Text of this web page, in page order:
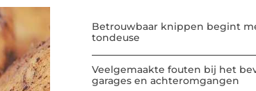
Betrouwbaar knippen begint
tondeuse
Veelgemaakte fouten bij het
garages en achteromgangen